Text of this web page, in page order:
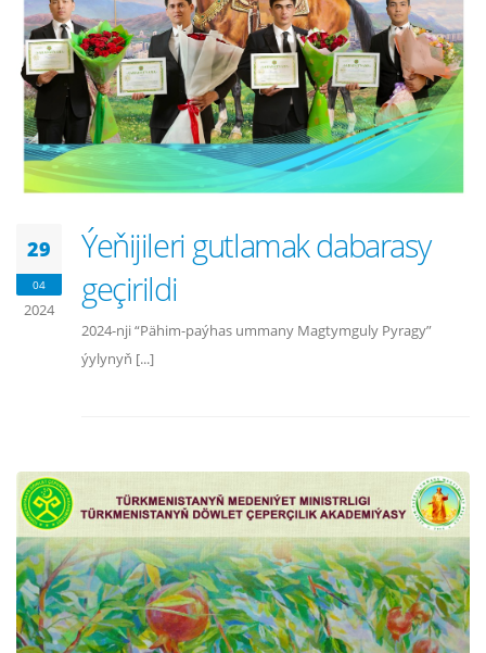
29
04
2024
Ýeňijileri gutlamak dabarasy
geçirildi
2024-nji “Pähim-paýhas ummany Magtymguly Pyragy”
ýylynyň [...]